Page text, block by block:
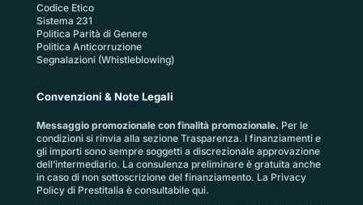
Codice Etico
Sistema 231
Politica Parità di Genere
Politica Anticorruzione
Segnalazioni (Whistleblowing)
Convenzioni & Note Legali
Messaggio promozionale con finalità promozionale. Per le
condizioni si rinvia alla sezione Trasparenza. I finanziamenti e
gli importi sono sempre soggetti a discrezionale approvazione
dell’intermediario. La consulenza preliminare è gratuita anche
in caso di non sottoscrizione del finanziamento. La Privacy
Policy di Prestitalia è consultabile qui.